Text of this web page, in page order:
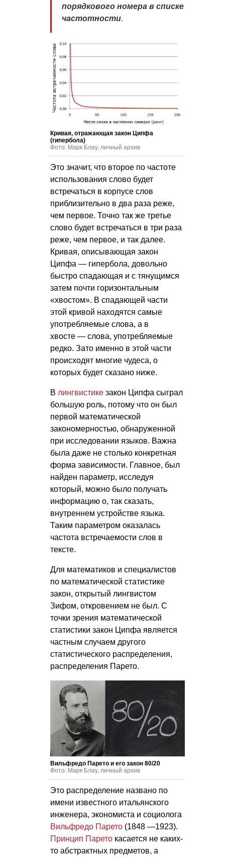
порядкового номера в списке
частотности.
Кривая, отражающая закон Ципфа
(гипербола)
Фото: Марк Блау, личный архив
Это значит, что второе по частоте
использования слово будет
встречаться в корпусе слов
приблизительно в два раза реже,
чем первое. Точно так же третье
слово будет встречаться в три раза
реже, чем первое, и так далее.
Кривая, описывающая закон
Ципфа — гипербола, довольно
быстро спадающая и с тянущимся
затем почти горизонтальным
«хвостом». В спадающей части
этой кривой находятся самые
употребляемые слова, а в
хвосте — слова, употребляемые
редко. Зато именно в этой части
происходят многие чудеса, о
которых будет сказано ниже.
В лингвистике закон Ципфа сыграл
большую роль, потому что он был
первой математической
закономерностью, обнаруженной
при исследовании языков. Важна
была даже не столько конкретная
форма зависимости. Главное, был
найден параметр, исследуя
который, можно было получать
информацию о, так сказать,
внутреннем устройстве языка.
Таким параметром оказалась
частота встречаемости слов в
тексте.
Для математиков и специалистов
по математической статистике
закон, открытый лингвистом
Зифом, откровением не был. С
точки зрения математической
статистики закон Ципфа является
частным случаем другого
статистического распределения,
распределения Парето.
Вильфредо Парето и его закон 80/20
Фото: Марк Блау, личный архив
Это распределение названо по
имени известного итальянского
инженера, экономиста и социолога
Вильфредо Парето (1848 —1923).
Принцип Парето касается не каких-
то абстрактных предметов, а